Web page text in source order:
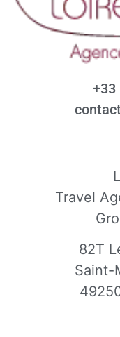
+33
Travel
82T
Saint-